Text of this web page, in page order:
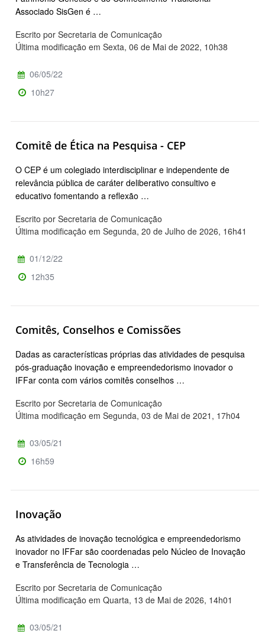
Associado SisGen é …
Escrito por Secretaria de Comunicação
Última modificação em Sexta, 06 de Mai de 2022, 10h38
06/05/22
10h27
Comitê de Ética na Pesquisa - CEP
O CEP é um colegiado interdisciplinar e independente de
relevância pública de caráter deliberativo consultivo e
educativo fomentando a reflexão …
Escrito por Secretaria de Comunicação
Última modificação em Segunda, 20 de Julho de 2026, 16h41
01/12/22
12h35
Comitês, Conselhos e Comissões
Dadas as características próprias das atividades de pesquisa
pós-graduação inovação e empreendedorismo inovador o
IFFar conta com vários comitês conselhos …
Escrito por Secretaria de Comunicação
Última modificação em Segunda, 03 de Mai de 2021, 17h04
03/05/21
16h59
Inovação
As atividades de inovação tecnológica e empreendedorismo
inovador no IFFar são coordenadas pelo Núcleo de Inovação
e Transferência de Tecnologia …
Escrito por Secretaria de Comunicação
Última modificação em Quarta, 13 de Mai de 2026, 14h01
03/05/21